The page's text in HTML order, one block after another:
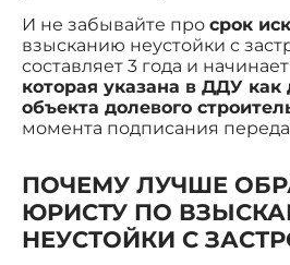
И не забывайте про срок
взысканию неустойки с
составляет 3 года и
которая указана в ДДУ как
объекта долевого
момента подписания
ПОЧЕМУ ЛУЧШЕ
ЮРИСТУ ПО
НЕУСТОЙКИ С